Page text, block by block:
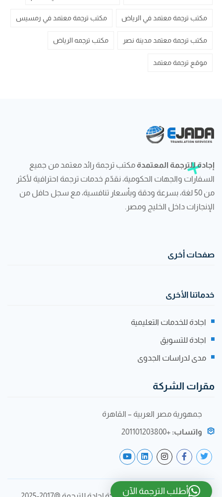
مكتب ترجمة معتمد في الرياض مكتب ترجمة معتمد في رمسيس
مكتب ترجمة معتمد مدينة نصر مكتب ترجمه الرياض
موقع ترجمة معتمد
إجادة للترجمة المعتمدة مكتب ترجمة رائد معتمد من جميع
السفارات والجهات الحكومية، نقدّم خدمات ترجمة احترافية لأكثر
من 50 لغة، بسرعة ودقة وبأسعار تنافسية، مع سجل حافل من
الإنجازات داخل الخليج ومصر.
صفحات أخرى
خدماتنا الأخرى
اجادة للخدمات التعليمية
اجادة للتسويق
مدى لدراسات الجدوى
مقرات الشركة
جمهورية مصر العربية – القاهرة
واتساب: +201101203800
أطلب الترجمة الآن